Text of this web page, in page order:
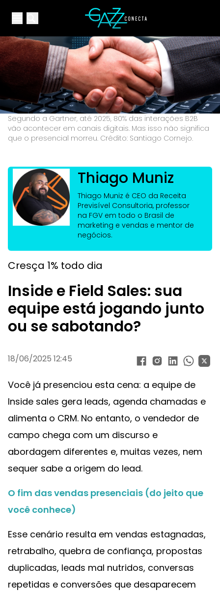
Open main menuYour Company
Segundo a Gartner, até 2025, 80% das interações B2B
vão acontecer em canais digitais. Mas isso não significa
que o presencial morreu. Crédito: Santiago Cornejo.
Thiago Muniz
Thiago Muniz é CEO da Receita
Previsível Consultoria, professor
na FGV em todo o Brasil de
marketing e vendas e mentor de
negócios.
Cresça 1% todo dia
Inside e Field Sales: sua
equipe está jogando junto
ou se sabotando?
18/06/2025 12:45
Você já presenciou esta cena: a equipe de
Inside sales gera leads, agenda chamadas e
alimenta o CRM. No entanto, o vendedor de
campo chega com um discurso e
abordagem diferentes e, muitas vezes, nem
sequer sabe a origem do lead.
O fim das vendas presenciais (do jeito que
você conhece)
Esse cenário resulta em vendas estagnadas,
retrabalho, quebra de confiança, propostas
duplicadas, leads mal nutridos, conversas
repetidas e conversões que desaparecem